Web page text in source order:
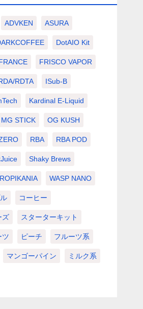
ADVKEN ASURA
DotAIO Kit
FRISCO VAPOR
RDTA ISub-B
Kardinal E-Liquid
MG STICK OG KUSH
RBA RBA POD
Shaky Brews
WASP NANO
コーヒー
ズ スターターキット
ツ ピーチ フルーツ系
マンゴーパイン ミルク系